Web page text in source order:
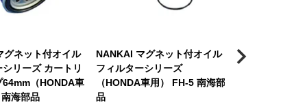
グネット付オイル
リーズ カートリ
64mm（HONDA車
海部品
NANKAI マグネット付オイル
フィルターシリーズ
（HONDA車用） FH-5 南海部
品
NANKAI マグ